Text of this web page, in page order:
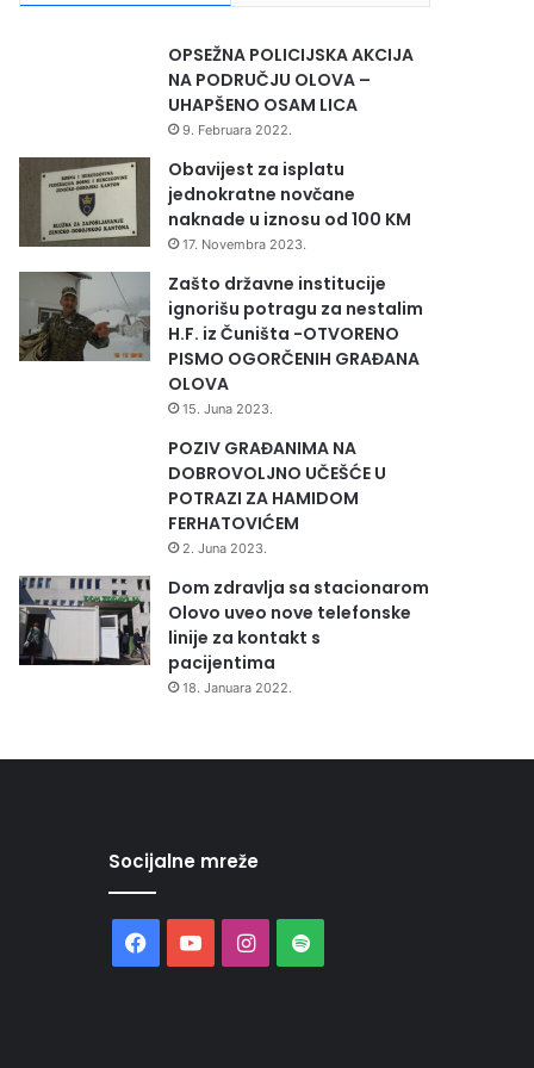
OPSEŽNA POLICIJSKA AKCIJA
NA PODRUČJU OLOVA –
UHAPŠENO OSAM LICA
9. Februara 2022.
Obavijest za isplatu
jednokratne novčane
naknade u iznosu od 100 KM
17. Novembra 2023.
Zašto državne institucije
ignorišu potragu za nestalim
H.F. iz Čuništa -OTVORENO
PISMO OGORČENIH GRAĐANA
OLOVA
15. Juna 2023.
POZIV GRAĐANIMA NA
DOBROVOLJNO UČEŠĆE U
POTRAZI ZA HAMIDOM
FERHATOVIĆEM
2. Juna 2023.
Dom zdravlja sa stacionarom
Olovo uveo nove telefonske
linije za kontakt s
pacijentima
18. Januara 2022.
Socijalne mreže
FacebookYouTubeInstagram
Spotify